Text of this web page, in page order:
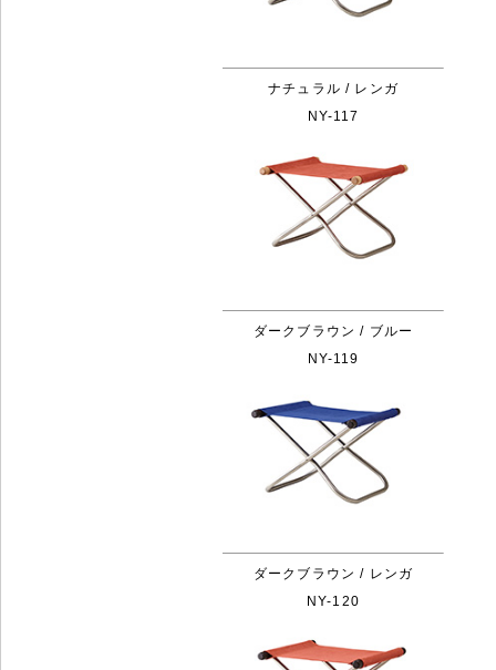
ナチュラル / レンガ
NY-117
ダークブラウン / ブルー
NY-119
ダークブラウン / レンガ
NY-120